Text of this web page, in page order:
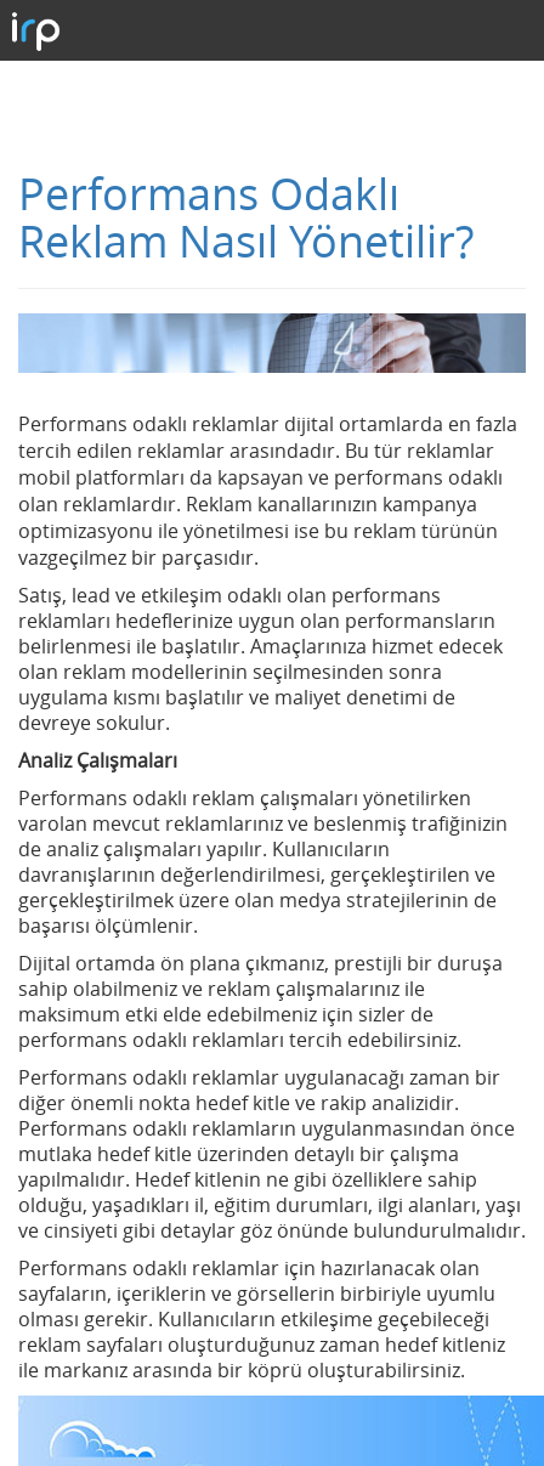
Performans Odaklı
Reklam Nasıl Yönetilir?
Performans odaklı reklamlar dijital ortamlarda en fazla
tercih edilen reklamlar arasındadır. Bu tür reklamlar
mobil platformları da kapsayan ve performans odaklı
olan reklamlardır. Reklam kanallarınızın kampanya
optimizasyonu ile yönetilmesi ise bu reklam türünün
vazgeçilmez bir parçasıdır.
Satış, lead ve etkileşim odaklı olan performans
reklamları hedeflerinize uygun olan performansların
belirlenmesi ile başlatılır. Amaçlarınıza hizmet edecek
olan reklam modellerinin seçilmesinden sonra
uygulama kısmı başlatılır ve maliyet denetimi de
devreye sokulur.
Analiz Çalışmaları
Performans odaklı reklam çalışmaları yönetilirken
varolan mevcut reklamlarınız ve beslenmiş trafiğinizin
de analiz çalışmaları yapılır. Kullanıcıların
davranışlarının değerlendirilmesi, gerçekleştirilen ve
gerçekleştirilmek üzere olan medya stratejilerinin de
başarısı ölçümlenir.
Dijital ortamda ön plana çıkmanız, prestijli bir duruşa
sahip olabilmeniz ve reklam çalışmalarınız ile
maksimum etki elde edebilmeniz için sizler de
performans odaklı reklamları tercih edebilirsiniz.
Performans odaklı reklamlar uygulanacağı zaman bir
diğer önemli nokta hedef kitle ve rakip analizidir.
Performans odaklı reklamların uygulanmasından önce
mutlaka hedef kitle üzerinden detaylı bir çalışma
yapılmalıdır. Hedef kitlenin ne gibi özelliklere sahip
olduğu, yaşadıkları il, eğitim durumları, ilgi alanları, yaşı
ve cinsiyeti gibi detaylar göz önünde bulundurulmalıdır.
Performans odaklı reklamlar için hazırlanacak olan
sayfaların, içeriklerin ve görsellerin birbiriyle uyumlu
olması gerekir. Kullanıcıların etkileşime geçebileceği
reklam sayfaları oluşturduğunuz zaman hedef kitleniz
ile markanız arasında bir köprü oluşturabilirsiniz.